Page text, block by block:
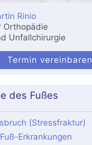
Rinio
Orthopädie
Unfallchirurgie
Termin vereinbaren
des Fußes
(Stressfraktur)
Erkrankungen